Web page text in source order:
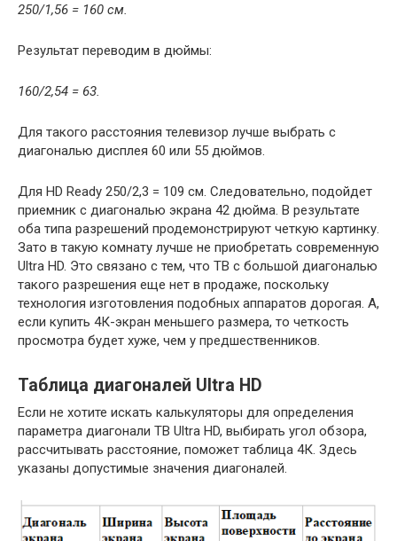
250/1,56 = 160 см.
Результат переводим в дюймы:
160/2,54 = 63.
Для такого расстояния телевизор лучше выбрать с
диагональю дисплея 60 или 55 дюймов.
Для HD Ready 250/2,3 = 109 см. Следовательно, подойдет
приемник с диагональю экрана 42 дюйма. В результате
оба типа разрешений продемонстрируют четкую картинку.
Зато в такую комнату лучше не приобретать современную
Ultra HD. Это связано с тем, что ТВ с большой диагональю
такого разрешения еще нет в продаже, поскольку
технология изготовления подобных аппаратов дорогая. А,
если купить 4К-экран меньшего размера, то четкость
просмотра будет хуже, чем у предшественников.
Таблица диагоналей Ultra HD
Если не хотите искать калькуляторы для определения
параметра диагонали ТВ Ultra HD, выбирать угол обзора,
рассчитывать расстояние, поможет таблица 4К. Здесь
указаны допустимые значения диагоналей.